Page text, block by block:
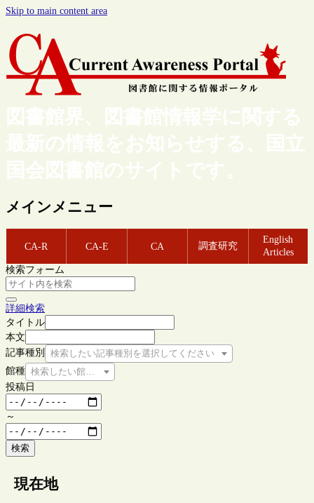
Skip to main content area
図書館界、図書館情報学に関する
最新の情報をお知らせする、国立
国会図書館のサイトです。
メインメニュー
CA-R CA-E CA 調査研究
English
Articles
検索フォーム
詳細検索
タイトル
本文
記事種別
検索したい記事種別を選択してください
館種 検索したい館種を選択してください
投稿日
～
検索
現在地